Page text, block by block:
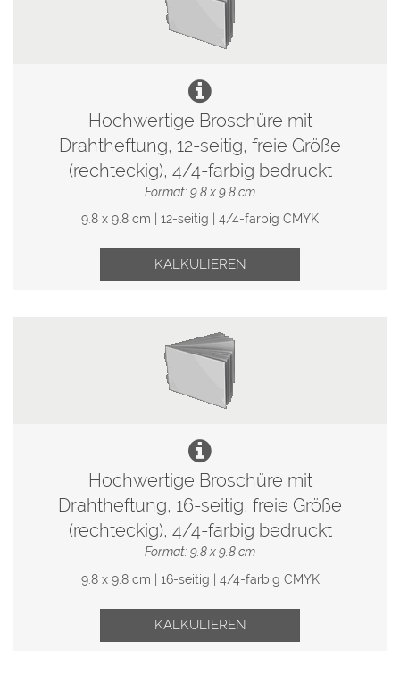
Hochwertige Broschüre mit
Drahtheftung, 12-seitig, freie Größe
(rechteckig), 4/4-farbig bedruckt
Format: 9.8 x 9.8 cm
9.8 x 9.8 cm | 12-seitig | 4/4-farbig CMYK
KALKULIEREN
Hochwertige Broschüre mit
Drahtheftung, 16-seitig, freie Größe
(rechteckig), 4/4-farbig bedruckt
Format: 9.8 x 9.8 cm
9.8 x 9.8 cm | 16-seitig | 4/4-farbig CMYK
KALKULIEREN